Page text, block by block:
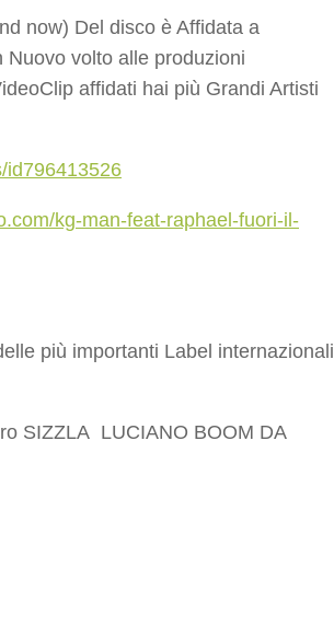
now) Del disco è Affidata a
volto alle produzioni
affidati hai più Grandi Artisti
id796413526
kg-man-feat-raphael-fuori-il-
più importanti Label internazionali
SIZZLA LUCIANO BOOM DA